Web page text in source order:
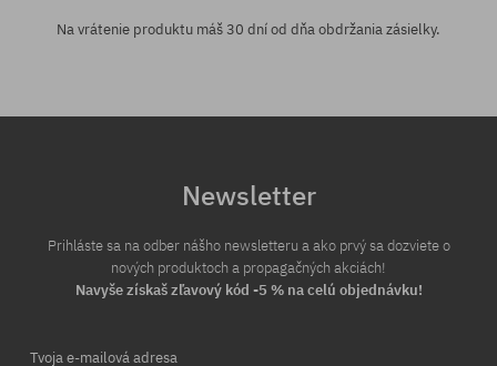
Na vrátenie produktu máš 30 dní od dňa obdržania zásielky.
Newsletter
Prihláste sa na odber nášho newsletteru a ako prvý sa dozviete o
nových produktoch a propagačných akciách!
Navyše získaš zľavový kód -5 % na celú objednávku!
Tvoja e-mailová adresa